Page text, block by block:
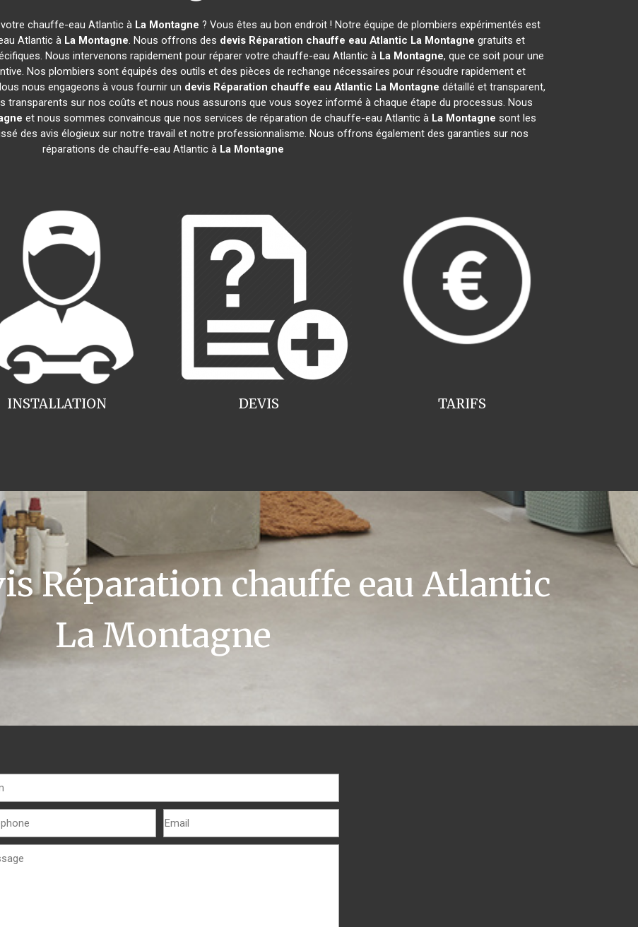
chauffe-eau Atlantic à La Montagne ? Vous êtes au bon endroit ! Notre équipe de plombiers expérimentés est
Atlantic à La Montagne. Nous offrons des devis Réparation chauffe eau Atlantic La Montagne gratuits et
Nous intervenons rapidement pour réparer votre chauffe-eau Atlantic à La Montagne, que ce soit pour une
Nos plombiers sont équipés des outils et des pièces de rechange nécessaires pour résoudre rapidement et
nous engageons à vous fournir un devis Réparation chauffe eau Atlantic La Montagne détaillé et transparent,
transparents sur nos coûts et nous nous assurons que vous soyez informé à chaque étape du processus. Nous
et nous sommes convaincus que nos services de réparation de chauffe-eau Atlantic à La Montagne sont les
des avis élogieux sur notre travail et notre professionnalisme. Nous offrons également des garanties sur nos
réparations de chauffe-eau Atlantic à La Montagne
INSTALLATION TARIFS
DEVIS
Réparation chauffe eau Atlantic
La Montagne